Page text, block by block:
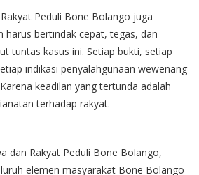
Peduli Bone Bolango juga
harus bertindak cepat, tegas, dan
tuntas kasus ini. Setiap bukti, setiap
indikasi penyalahgunaan wewenang
keadilan yang tertunda adalah
terhadap rakyat.
dan Rakyat Peduli Bone Bolango,
elemen masyarakat Bone Bolango